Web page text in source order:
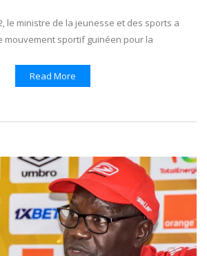
le ministre de la jeunesse et des sports a
mouvement sportif guinéen pour la
Read More